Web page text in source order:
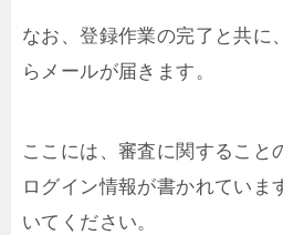
なお、登録作業の完了と共に
らメールが届きます。
ここには、審査に関すること
ログイン情報が書かれていま
いてください。